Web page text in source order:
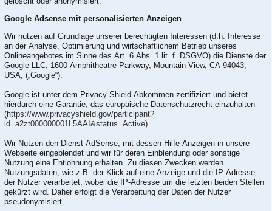
Google Adsense mit personalisierten Anzeigen
Wir nutzen auf Grundlage unserer berechtigten Interessen (d.h. Interesse
an der Analyse, Optimierung und wirtschaftlichem Betrieb unseres
Onlineangebotes im Sinne des Art. 6 Abs. 1 lit. f. DSGVO) die Dienste der
Google LLC, 1600 Amphitheatre Parkway, Mountain View, CA 94043,
USA, („Google“).
Google ist unter dem Privacy-Shield-Abkommen zertifiziert und bietet
hierdurch eine Garantie, das europäische Datenschutzrecht einzuhalten
(https://www.privacyshield.gov/participant?
id=a2zt000000001L5AAI&status=Active).
Wir Nutzen den Dienst AdSense, mit dessen Hilfe Anzeigen in unsere
Webseite eingeblendet und wir für deren Einblendung oder sonstige
Nutzung eine Entlohnung erhalten. Zu diesen Zwecken werden
Nutzungsdaten, wie z.B. der Klick auf eine Anzeige und die IP-Adresse
der Nutzer verarbeitet, wobei die IP-Adresse um die letzten beiden Stellen
gekürzt wird. Daher erfolgt die Verarbeitung der Daten der Nutzer
pseudonymisiert.